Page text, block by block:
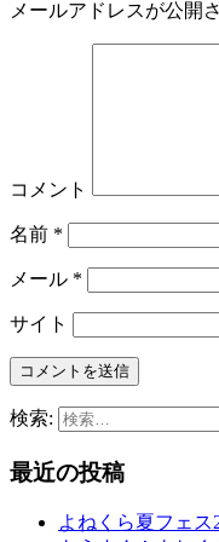
メールアドレスが公開
コメント
名前 *
メール *
サイト
検索:
最近の投稿
よねくら夏フェス